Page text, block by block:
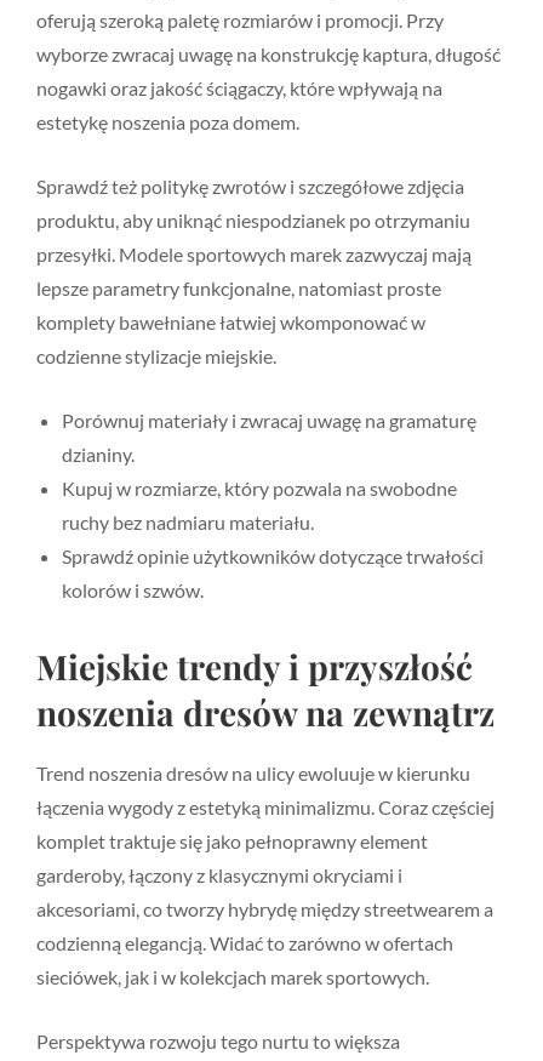
oferują szeroką paletę rozmiarów i promocji. Przy
wyborze zwracaj uwagę na konstrukcję kaptura, długość
nogawki oraz jakość ściągaczy, które wpływają na
estetykę noszenia poza domem.
Sprawdź też politykę zwrotów i szczegółowe zdjęcia
produktu, aby uniknąć niespodzianek po otrzymaniu
przesyłki. Modele sportowych marek zazwyczaj mają
lepsze parametry funkcjonalne, natomiast proste
komplety bawełniane łatwiej wkomponować w
codzienne stylizacje miejskie.
Porównuj materiały i zwracaj uwagę na gramaturę
dzianiny.
Kupuj w rozmiarze, który pozwala na swobodne
ruchy bez nadmiaru materiału.
Sprawdź opinie użytkowników dotyczące trwałości
kolorów i szwów.
Miejskie trendy i przyszłość
noszenia dresów na zewnątrz
Trend noszenia dresów na ulicy ewoluuje w kierunku
łączenia wygody z estetyką minimalizmu. Coraz częściej
komplet traktuje się jako pełnoprawny element
garderoby, łączony z klasycznymi okryciami i
akcesoriami, co tworzy hybrydę między streetwearem a
codzienną elegancją. Widać to zarówno w ofertach
sieciówek, jak i w kolekcjach marek sportowych.
Perspektywa rozwoju tego nurtu to większa